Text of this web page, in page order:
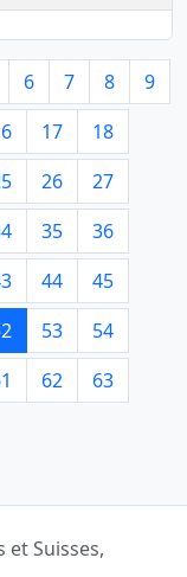
6 7 8
9
17
18
26
27
35
36
44
45
53
54
62
63
et Suisses,